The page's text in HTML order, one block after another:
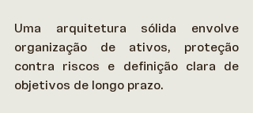
Uma arquitetura sólida envolve
organização de ativos, proteção
contra riscos e definição clara de
objetivos de longo prazo.